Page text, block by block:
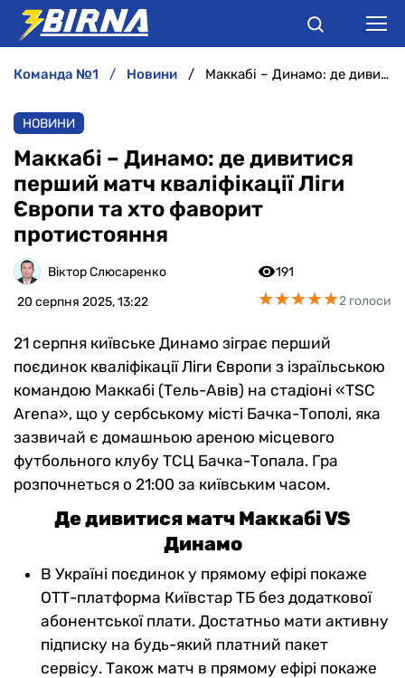
АНАЛІТИКА
ІНТЕРВ'Ю
РІЗНЕ
БУКМЕКЕРИ
команда №1 новини Маккабі – Динамо: де дивитися перший матч кваліфікації Ліги Європи та хто фаворит протистояння
НОВИНИ
Маккабі – Динамо: де дивитися
перший матч кваліфікації Ліги
Європи та хто фаворит
протистояння
Віктор Слюсаренко
20 серпня 2025, 13:22
191
★★★★★
★★★★★2 голоси
21 серпня київське Динамо зіграє перший
поєдинок кваліфікації Ліги Європи з ізраїльською
командою Маккабі (Тель-Авів) на стадіоні «TSC
Arena», що у сербському місті Бачка-Тополі, яка
зазвичай є домашньою ареною місцевого
футбольного клубу ТСЦ Бачка-Топала. Гра
розпочнеться о 21:00 за київським часом.
Де дивитися матч Маккабі VS
Динамо
В Україні поєдинок у прямому ефірі покаже
ОТТ-платформа Київстар ТБ без додаткової
абонентської плати. Достатньо мати активну
підписку на будь-який платний пакет
сервісу. Також матч в прямому ефірі покаже